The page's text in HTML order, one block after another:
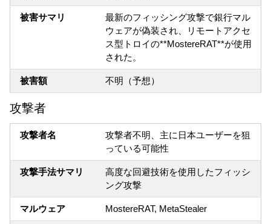
被害サマリ
最新のフィッシング攻撃で銀行マル
ウェアが偽装され、リモートアクセ
ス型トロイの**MostereRAT**が使用
された。
被害額 不明（予想）
攻撃者
攻撃者名
攻撃者不明、主に日本ユーザーを狙
っている可能性
攻撃手法サマリ
高度な回避技術を使用したフィッシ
ング攻撃
マルウェア MostereRAT, MetaStealer